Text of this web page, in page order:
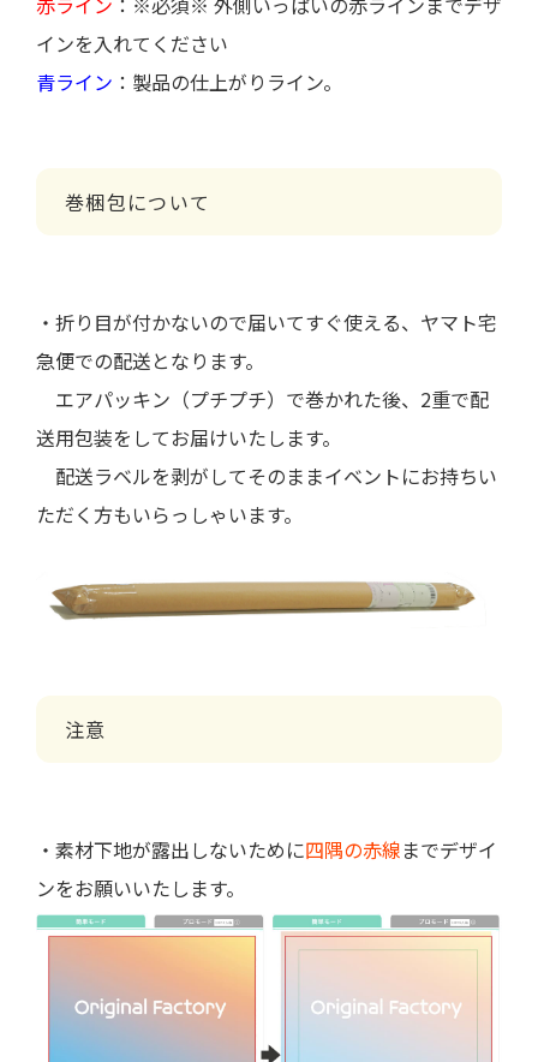
インを入れてください
青ライン ：製品の仕上がりライン。
巻梱包について
・折り目が付かないので届いてすぐ使える、ヤマト宅
急便での配送となります。
エアパッキン（プチプチ）で巻かれた後、2重で配
送用包装をしてお届けいたします。
配送ラベルを剥がしてそのままイベントにお持ちい
ただく方もいらっしゃいます。
注意
・素材下地が露出しないために四隅の赤線までデザイ
ンをお願いいたします。